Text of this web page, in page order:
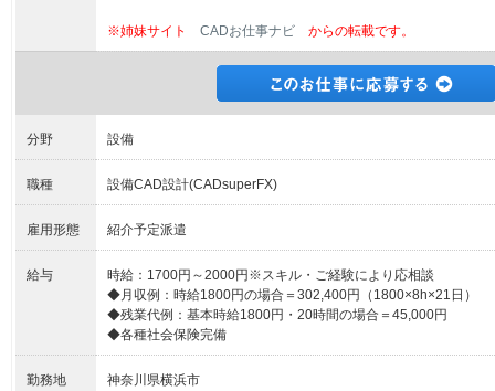
※姉妹サイト CADお仕事ナビ からの転載です。
分野 設備
職種 設備CAD設計(CADsuperFX)
雇用形態 紹介予定派遣
給与
時給：1700円～2000円※スキル・ご経験により応相談
◆月収例：時給1800円の場合＝302,400円（1800×8h×21日）
◆残業代例：基本時給1800円・20時間の場合＝45,000円
◆各種社会保険完備
勤務地 神奈川県横浜市